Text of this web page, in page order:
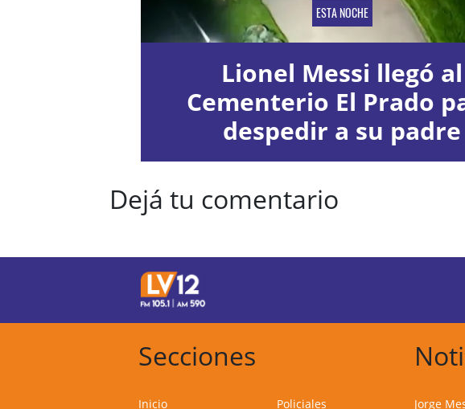
ESTA NOCHE
Lionel Messi llegó al
Cementerio El Prado
despedir a su padre
Dejá tu comentario
Secciones
Inicio Policiales Jorge